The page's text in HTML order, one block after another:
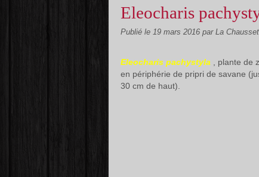
Eleocharis
Publié le 19 mars 2016 par La
Eleocharis pachystyla , plante de
en périphérie de pripri de savane
30 cm de haut).